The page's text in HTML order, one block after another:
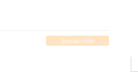
Special Offer